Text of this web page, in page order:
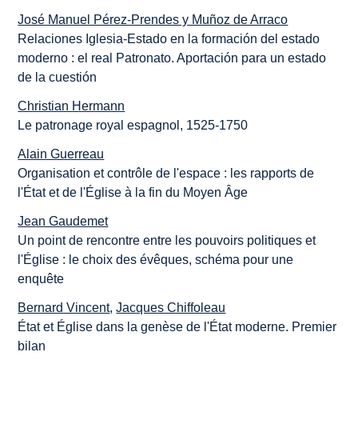
José Manuel Pérez-Prendes y Muñoz de Arraco
Relaciones Iglesia-Estado en la formación del estado
moderno : el real Patronato. Aportación para un estado
de la cuestión
Christian Hermann
Le patronage royal espagnol, 1525-1750
Alain Guerreau
Organisation et contrôle de l'espace : les rapports de
l'État et de l'Église à la fin du Moyen Âge
Jean Gaudemet
Un point de rencontre entre les pouvoirs politiques et
l'Église : le choix des évêques, schéma pour une
enquête
Bernard Vincent,Jacques Chiffoleau
État et Église dans la genèse de l'État moderne. Premier
bilan